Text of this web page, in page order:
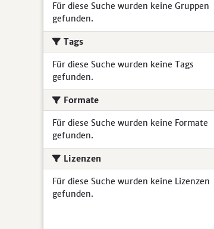
Für diese Suche wurden keine Gruppen
gefunden.
Tags
Für diese Suche wurden keine Tags
gefunden.
Formate
Für diese Suche wurden keine Formate
gefunden.
Lizenzen
Für diese Suche wurden keine Lizenzen
gefunden.